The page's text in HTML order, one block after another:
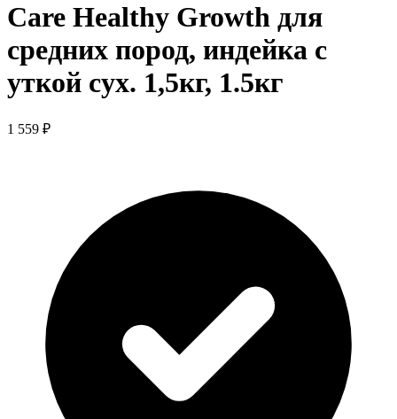
Care Healthy Growth для
средних пород, индейка с
уткой сух. 1,5кг, 1.5кг
1 559 ₽